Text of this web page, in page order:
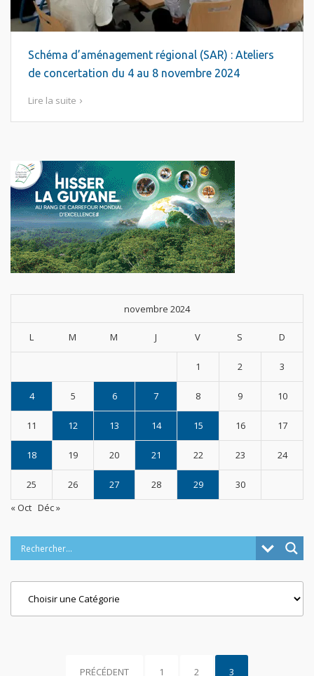
Schéma d’aménagement régional (SAR) : Ateliers
de concertation du 4 au 8 novembre 2024
Lire la suite
novembre 2024
L M M J V S D
1 2 3
4 5 6 7 8 9 10
11 12 13 14 15 16 17
18 19 20 21 22 23 24
25 26 27 28 29
30
« Oct Déc »
PRÉCÉDENT 1 2 3